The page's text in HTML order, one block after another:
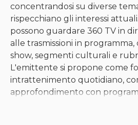
concentrandosi su diverse
rispecchiano gli interessi
possono guardare 360 TV in
alle trasmissioni in
show, segmenti culturali e
L'emittente si propone come
intrattenimento quotidiano,
approfondimento con